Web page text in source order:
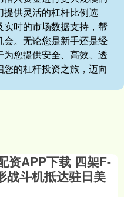
供灵活的杠杆比例选
时的市场数据支持，帮
。无论您是新手还是经
您提供安全、高效、透
的杠杆投资之旅，迈向
资APP下载 四架F-
战斗机抵达驻日美